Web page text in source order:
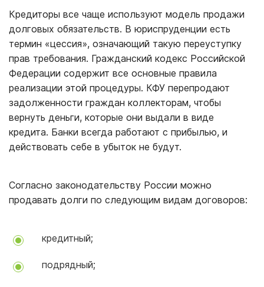
Кредиторы все чаще используют модель продажи
долговых обязательств. В юриспруденции есть
термин «цессия», означающий такую переуступку
прав требования. Гражданский кодекс Российской
Федерации содержит все основные правила
реализации этой процедуры. КФУ перепродают
задолженности граждан коллекторам, чтобы
вернуть деньги, которые они выдали в виде
кредита. Банки всегда работают с прибылью, и
действовать себе в убыток не будут.
Согласно законодательству России можно
продавать долги по следующим видам договоров:
кредитный;
подрядный;